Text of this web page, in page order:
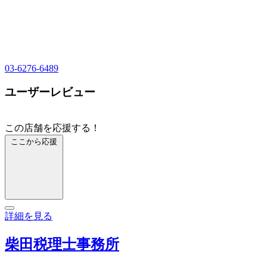
03-6276-6489
ユーザーレビュー
この店舗を応援する！
ここから応援
詳細を見る
柴田税理士事務所